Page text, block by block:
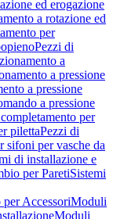
ed erogazione
a rotazione ed
per
Pezzi di
a
a pressione
a pressione
a pressione
per
pilettaPezzi di
sifoni per vasche da
di installazione e
per ParetiSistemi
AccessoriModuli
Moduli